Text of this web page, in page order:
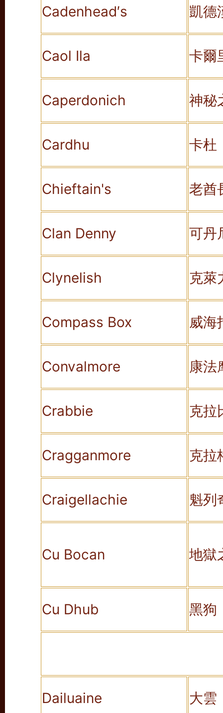
Cadenhead′s 凱德
Caol Ila 卡爾
Caperdonich 神秘
Cardhu 卡杜
Chieftain's 老酋
Clan Denny 可丹
Clynelish 克萊
Compass Box 威海
Convalmore 康法
Crabbie 克拉
Cragganmore 克拉
Craigellachie 魁列
Cu Bocan 地獄
Cu Dhub 黑狗
Dailuaine 大雲